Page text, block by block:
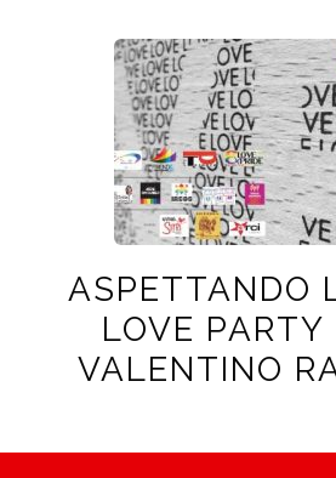
ASPETTANDO
LOVE PARTY
VALENTINO